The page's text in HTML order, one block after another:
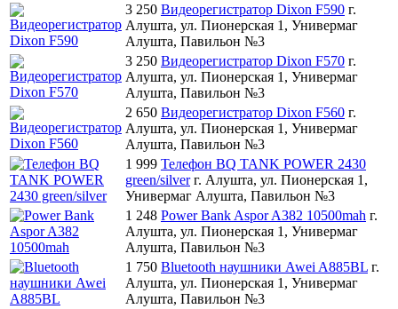
3 250 Видеорегистратор Dixon F590 г.
Алушта, ул. Пионерская 1, Универмаг
Алушта, Павильон №3
3 250 Видеорегистратор Dixon F570 г.
Алушта, ул. Пионерская 1, Универмаг
Алушта, Павильон №3
2 650 Видеорегистратор Dixon F560 г.
Алушта, ул. Пионерская 1, Универмаг
Алушта, Павильон №3
1 999 Телефон BQ TANK POWER 2430
green/silver г. Алушта, ул. Пионерская 1,
Универмаг Алушта, Павильон №3
1 248 Power Bank Aspor A382 10500mah г.
Алушта, ул. Пионерская 1, Универмаг
Алушта, Павильон №3
1 750 Bluetooth наушники Awei A885BL г.
Алушта, ул. Пионерская 1, Универмаг
Алушта, Павильон №3